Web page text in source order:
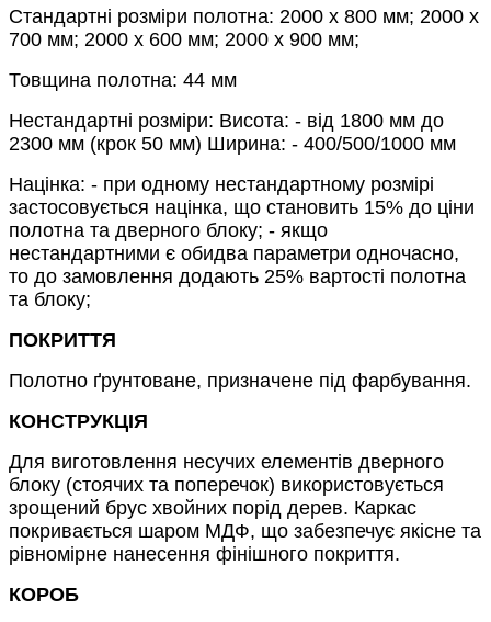
Стандартні розміри полотна: 2000 х 800 мм; 2000 х
700 мм; 2000 х 600 мм; 2000 х 900 мм;
Товщина полотна: 44 мм
Нестандартні розміри: Висота: - від 1800 мм до
2300 мм (крок 50 мм) Ширина: - 400/500/1000 мм
Націнка: - при одному нестандартному розмірі
застосовується націнка, що становить 15% до ціни
полотна та дверного блоку; - якщо
нестандартними є обидва параметри одночасно,
то до замовлення додають 25% вартості полотна
та блоку;
ПОКРИТТЯ
Полотно ґрунтоване, призначене під фарбування.
КОНСТРУКЦІЯ
Для виготовлення несучих елементів дверного
блоку (стоячих та поперечок) використовується
зрощений брус хвойних порід дерев. Каркас
покривається шаром МДФ, що забезпечує якісне та
рівномірне нанесення фінішного покриття.
КОРОБ